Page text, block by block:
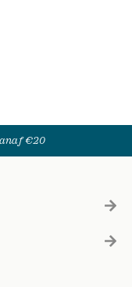
€20